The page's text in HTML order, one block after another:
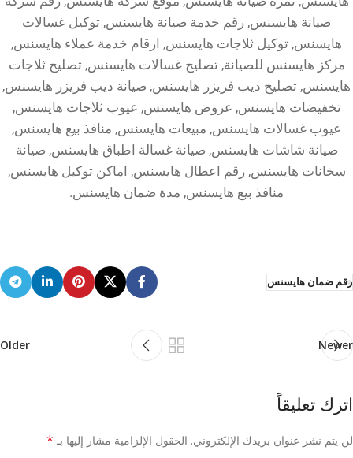
صيانة هايسنس, رقم خدمة صيانة هايسنس, توكيل غسالات
هايسنس, توكيل ثلاجات هايسنس, ارقام خدمة عملاء هايسنس,
مركز هايسنس للصيانة, تصليح غسالات هايسنس, تصليح ثلاجات
هايسنس, تصليح ديب فريزر هايسنس, صيانة ديب فريزر هايسنس,
تخفيضات هايسنس, عروض هايسنس, عيوب ثلاجات هايسنس,
عيوب غسالات هايسنس, مبيعات هايسنس, منافذ بيع هايسنس,
صيانة شاشات هايسنس, صيانة غسالة اطباق هايسنس, صيانة
سخانات هايسنس, رقم اعطال هايسنس, اماكن توكيل هايسنس,
منافذ بيع هايسنس, مدة ضمان هايسنس.
رقم ضمان هايسنس
Newer
Older
اترك تعليقاً
لن يتم نشر عنوان بريدك الإلكتروني. الحقول الإلزامية مشار إليها بـ *